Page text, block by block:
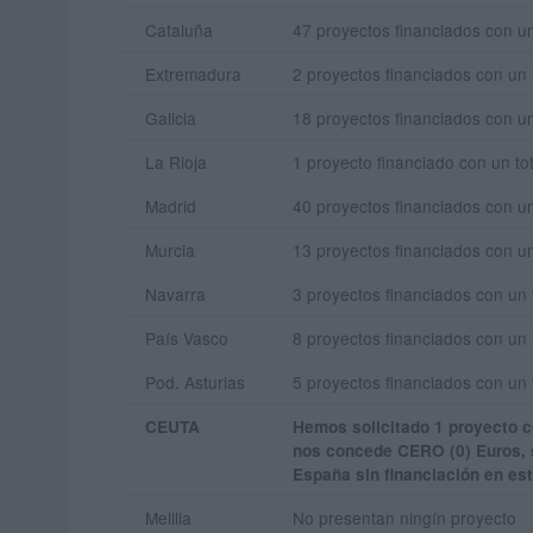
Cataluña
47 proyectos financiados con
Extremadura
2 proyectos financiados con
Galicia
18 proyectos financiados con
La Rioja
1 proyecto financiado con un
Madrid
40 proyectos financiados con
Murcia
13 proyectos financiados con
Navarra
3 proyectos financiados con
País Vasco
8 proyectos financiados con
Pod. Asturias
5 proyectos financiados con
CEUTA
Hemos solicitado 1 proyecto
nos concede CERO (0)
España sin financiación en
Melilla No presentan ningín proyecto